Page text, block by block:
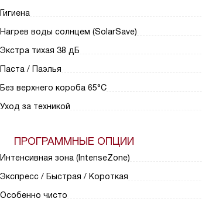
Гигиена
Нагрев воды солнцем (SolarSave)
Экстра тихая 38 дБ
Паста / Паэлья
Без верхнего короба 65°C
Уход за техникой
ПРОГРАММНЫЕ ОПЦИИ
Интенсивная зона (IntenseZone)
Экспресс / Быстрая / Короткая
Особенно чисто